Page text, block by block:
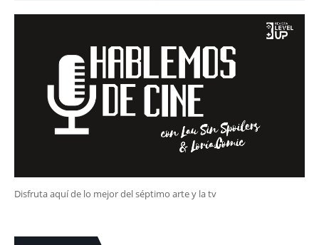
Disfruta aquí de lo mejor del séptimo arte y la tv